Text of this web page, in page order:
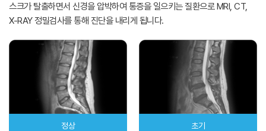
스크가 탈출하면서 신경을 압박하여 통증을 일으키는 질환으로 MRI, CT,
X-RAY 정밀검사를 통해 진단을 내리게 됩니다.
정상 초기